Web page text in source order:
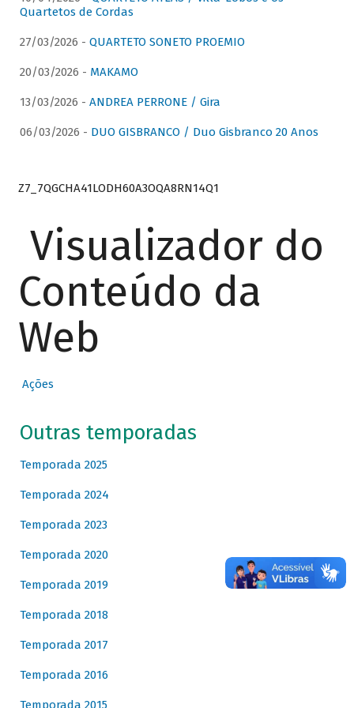
Quartetos de Cordas
27/03/2026 - QUARTETO SONETO PROEMIO
20/03/2026 - MAKAMO
13/03/2026 - ANDREA PERRONE / Gira
06/03/2026 - DUO GISBRANCO / Duo Gisbranco 20 Anos
Z7_7QGCHA41LODH60A3OQA8RN14Q1
Visualizador do
Conteúdo da
Web
Ações
Outras temporadas
Temporada 2025
Temporada 2024
Temporada 2023
Temporada 2020
Temporada 2019
Temporada 2018
Temporada 2017
Temporada 2016